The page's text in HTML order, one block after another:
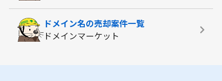
ドメイン名の売却案件一覧
ドメインマーケット